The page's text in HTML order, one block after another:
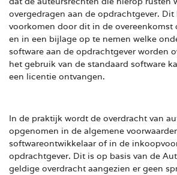
overgedragen aan de opdrachtgever. Dit
voorkomen door dit in de overeenkomst
en in een bijlage op te nemen welke
software aan de opdrachtgever worden
het gebruik van de standaard software
een licentie ontvangen.
In de praktijk wordt de overdracht van
opgenomen in de algemene
softwareontwikkelaar of in de
opdrachtgever. Dit is op basis van de
geldige overdracht aangezien er geen